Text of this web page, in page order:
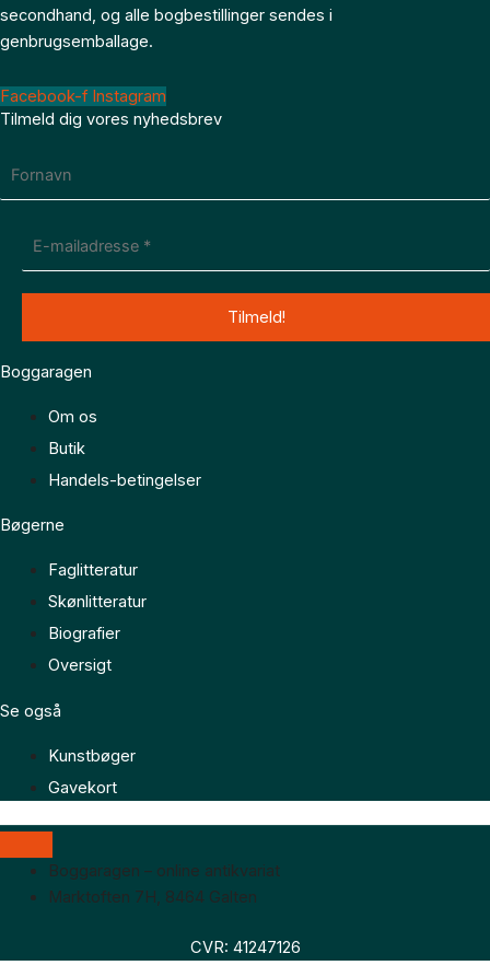
secondhand, og alle bogbestillinger sendes i
genbrugsemballage.
Facebook-f Instagram
Tilmeld dig vores nyhedsbrev
Boggaragen
Om os
Butik
Handels-betingelser
Bøgerne
Faglitteratur
Skønlitteratur
Biografier
Oversigt
Se også
Kunstbøger
Gavekort
Boggaragen – online antikvariat
Marktoften 7H, 8464 Galten
CVR: 41247126